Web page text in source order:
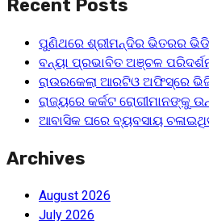
Recent Posts
ପୁଣିଥରେ ଶ୍ରୀମନ୍ଦିର ଭିତରର
ବନ୍ୟା ପ୍ରଭାବିତ ଅଞ୍ଚଳ
ରାଉରକେଲା ଆରଟିଓ ଅଫିସ୍‌ରେ
ରାଜ୍ୟରେ କର୍କଟ ରୋଗୀମାନଙ୍କୁ
ଆବାସିକ ଘରେ ବ୍ୟବସାୟ
Archives
August 2026
July 2026